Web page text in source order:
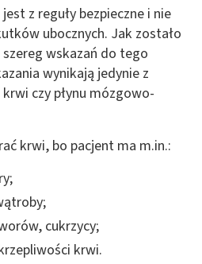
z reguły bezpieczne i nie
ubocznych. Jak zostało
wskazań do tego
wynikają jedynie z
czy płynu mózgowo-
krwi, bo pacjent ma m.in.:
cukrzycy;
krwi.